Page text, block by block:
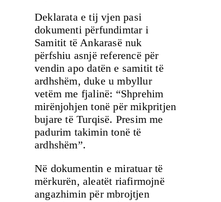
Deklarata e tij vjen pasi
dokumenti përfundimtar i
Samitit të Ankarasë nuk
përfshiu asnjë referencë për
vendin apo datën e samitit të
ardhshëm, duke u mbyllur
vetëm me fjalinë: “Shprehim
mirënjohjen tonë për mikpritjen
bujare të Turqisë. Presim me
padurim takimin tonë të
ardhshëm”.
Në dokumentin e miratuar të
mërkurën, aleatët riafirmojnë
angazhimin për mbrojtjen